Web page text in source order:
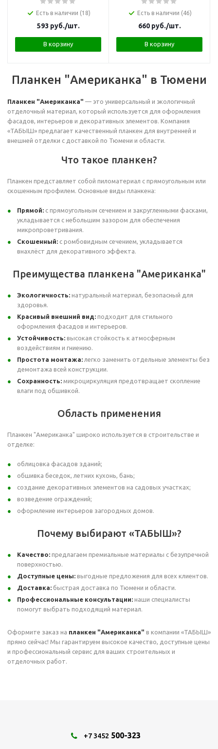
Есть в наличии (18)
593 руб./шт.
В корзину
Есть в наличии (46)
660руб./шт.
В корзину
Планкен "Американка" в Тюмени
Планкен "Американка" — это универсальный и экологичный
отделочный материал, который используется для оформления
фасадов, интерьеров и декоративных элементов. Компания
«ТАБЫШ» предлагает качественный планкен для внутренней и
внешней отделки с доставкой по Тюмени и области.
Что такое планкен?
Планкен представляет собой пиломатериал с прямоугольным или
скошенным профилем. Основные виды планкена:
Прямой: с прямоугольным сечением и закругленными фасками,
укладывается с небольшим зазором для обеспечения
микропроветривания.
Скошенный: с ромбовидным сечением, укладывается
внахлёст для декоративного эффекта.
Преимущества планкена "Американка"
Экологичность: натуральный материал, безопасный для
здоровья.
Красивый внешний вид: подходит для стильного
оформления фасадов и интерьеров.
Устойчивость: высокая стойкость к атмосферным
воздействиям и гниению.
Простота монтажа: легко заменить отдельные элементы без
демонтажа всей конструкции.
Сохранность: микроциркуляция предотвращает скопление
влаги под обшивкой.
Область применения
Планкен "Американка" широко используется в строительстве и
отделке:
облицовка фасадов зданий;
обшивка беседок, летних кухонь, бань;
создание декоративных элементов на садовых участках;
возведение ограждений;
оформление интерьеров загородных домов.
Почему выбирают «ТАБЫШ»?
Качество: предлагаем премиальные материалы с безупречной
поверхностью.
Доступные цены: выгодные предложения для всех клиентов.
Доставка: быстрая доставка по Тюмени и области.
Профессиональные консультации: наши специалисты
помогут выбрать подходящий материал.
Оформите заказ на планкен "Американка" в компании «ТАБЫШ»
прямо сейчас! Мы гарантируем высокое качество, доступные цены
и профессиональный сервис для ваших строительных и
отделочных работ.
+7 3452 500-323